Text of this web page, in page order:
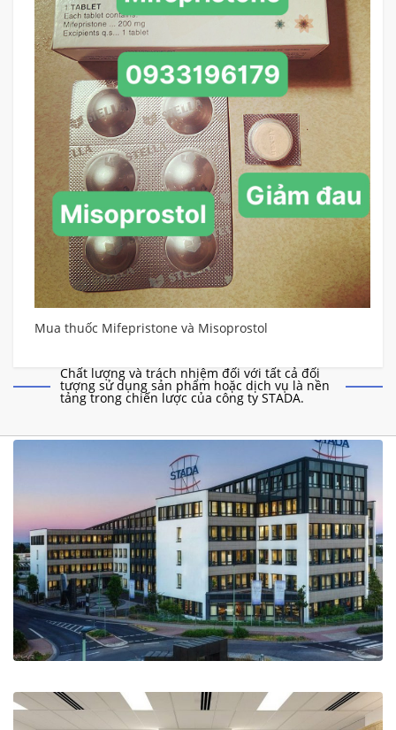
Mua thuốc Mifepristone và Misoprostol
Chất lượng và trách nhiệm đối với tất cả đối
tượng sử dụng sản phẩm hoặc dịch vụ là nền
tảng trong chiến lược của công ty STADA.